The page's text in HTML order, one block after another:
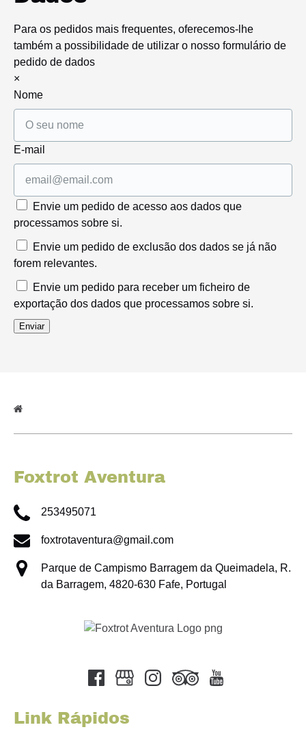
Para os pedidos mais frequentes, oferecemos-lhe
também a possibilidade de utilizar o nosso formulário de
pedido de dados
×
Nome
E-mail
Envie um pedido de acesso aos dados que
processamos sobre si.
Envie um pedido de exclusão dos dados se já não
forem relevantes.
Envie um pedido para receber um ficheiro de
exportação dos dados que processamos sobre si.
Foxtrot Aventura
253495071
foxtrotaventura@gmail.com
Parque de Campismo Barragem da Queimadela, R.
da Barragem, 4820-630 Fafe, Portugal
Link Rápidos